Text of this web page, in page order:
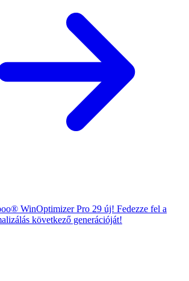
® WinOptimizer Pro 29 új! Fedezze fel a
következő generációját!